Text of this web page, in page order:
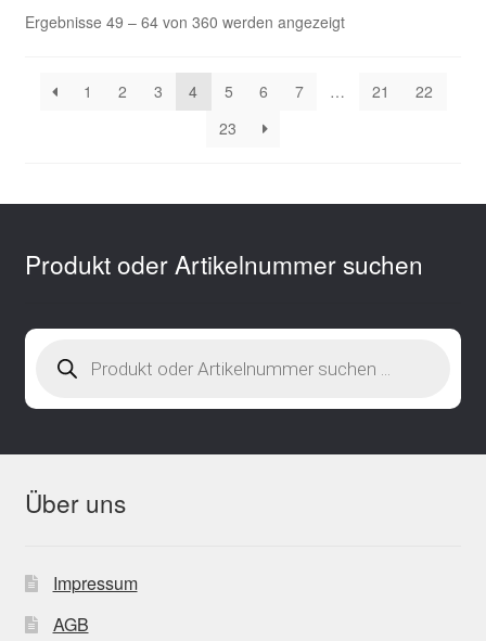
Ergebnisse 49 – 64 von 360 werden angezeigtNach
1 2 3 4 5 6 7 … 21
22
23
Produkt oder Artikelnummer suchen
search
Über uns
Impressum
AGB